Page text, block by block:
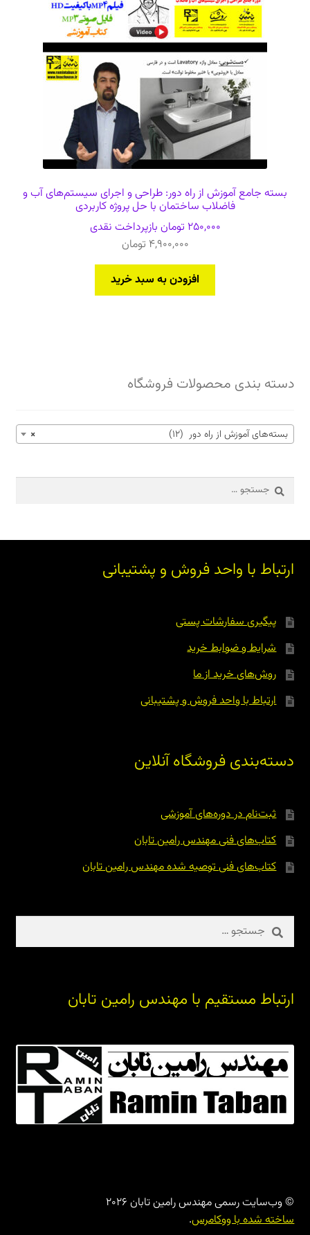
بسته جامع آموزش از راه دور: طراحی و اجرای سیستم‌های آب و
فاضلاب ساختمان با حل پروژه کاربردی
250,000 تومان بازپرداخت نقدی
4,900,000 تومان
افزودن به سبد خرید
دسته بندی محصولات فروشگاه
× بسته‌های آموزش از راه دور (12)
جستجو
برای:
ارتباط با واحد فروش و پشتیبانی
پیگیری سفارشات پستی
شرایط و ضوابط خرید
روش‌های خرید از ما
ارتباط با واحد فروش و پشتیبانی
دسته‌بندی فروشگاه آنلاین
ثبت‌نام در دوره‌های آموزشی
کتاب‌های فنی مهندس رامین تابان
کتاب‌های فنی توصیه شده مهندس رامین تابان
جستجو
برای:
ارتباط مستقیم با مهندس رامین تابان
© وب‌سایت رسمی مهندس رامین تابان 2026
ساخته شده با ووکامرس.